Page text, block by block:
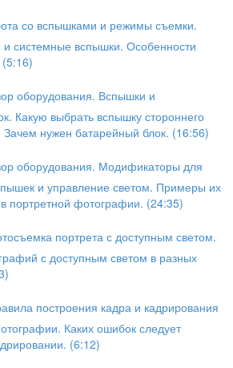
со вспышками и режимы съемки.
системные вспышки. Особенности
оборудования. Вспышки и
Какую выбрать вспышку стороннего
Зачем нужен батарейный блок. (16:56)
оборудования. Модификаторы для
и управление светом. Примеры их
портретной фотографии. (24:35)
портрета с доступным светом.
с доступным светом в разных
построения кадра и кадрирования
Каких ошибок следует
(6:12)